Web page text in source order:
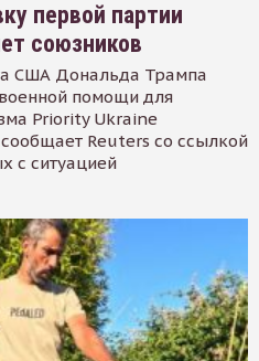
первой партии
союзников
США Дональда Трампа
помощи для
Priority Ukraine
Reuters со ссылкой
с ситуацией